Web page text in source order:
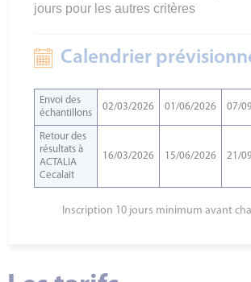
jours pour les autres critères
Calendrier
Envoi des
échantillons
02/03/2026 01/06/2026 07/
Retour des
résultats à
ACTALIA
Cecalait
16/03/2026 15/06/2026 21/
Inscription 10 jours minimum avant